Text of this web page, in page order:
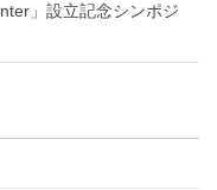
」設立記念シンポジ